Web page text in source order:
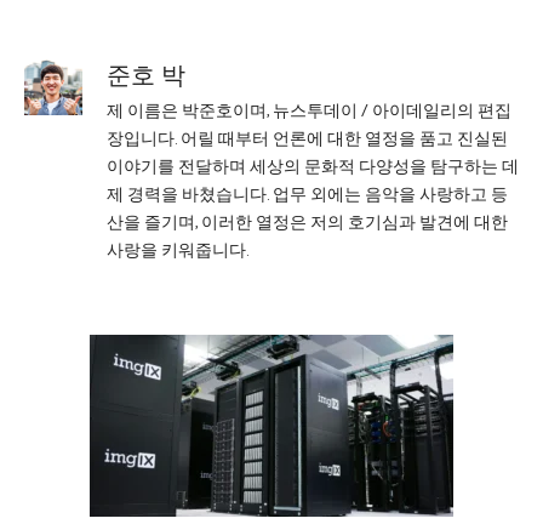
준호 박
제 이름은 박준호이며, 뉴스투데이 / 아이데일리의 편집
장입니다. 어릴 때부터 언론에 대한 열정을 품고 진실된
이야기를 전달하며 세상의 문화적 다양성을 탐구하는 데
제 경력을 바쳤습니다. 업무 외에는 음악을 사랑하고 등
산을 즐기며, 이러한 열정은 저의 호기심과 발견에 대한
사랑을 키워줍니다.